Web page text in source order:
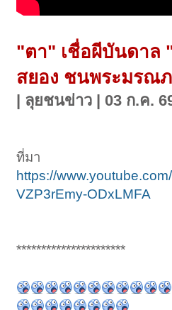
"ตา" เชื่อผีบันดาล
สยอง ชนพระมรณ
| ลุยชนข่าว | 03 ก.ค.
ที่มา
https://
VZP3rEmy-ODxLMFA
**********************